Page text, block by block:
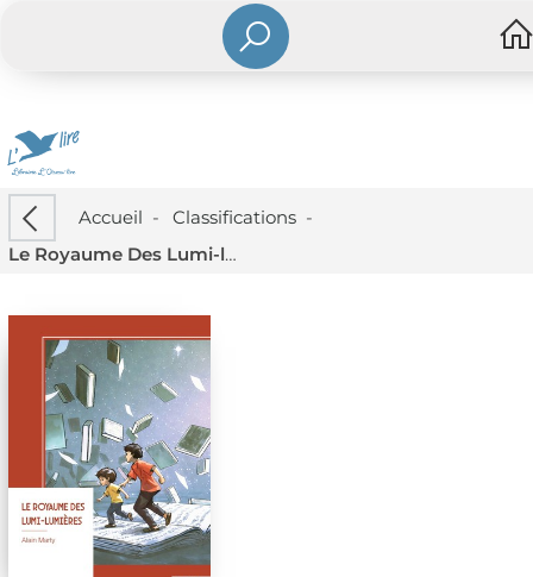
Accueil - Classifications-
Le Royaume Des Lumi-lumieres